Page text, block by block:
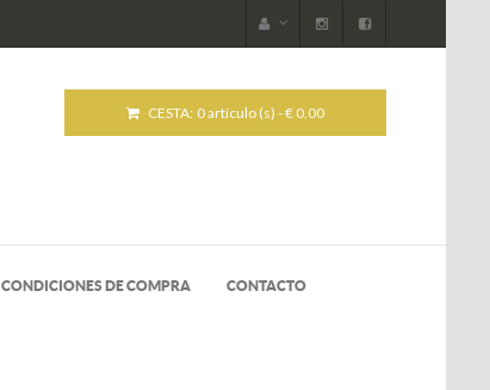
CESTA: 0 artículo (s) - € 0.00
CONDICIONES DE COMPRA CONTACTO